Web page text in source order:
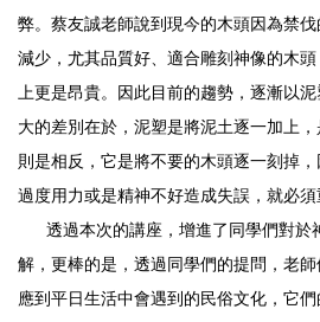
弊。蔡友誠老師說到現今的木頭因為禁
減少，尤其品質好、適合雕刻神像的木
上更是昂貴。因此目前的趨勢，逐漸以
大的差別在於，泥塑是將泥土逐一加上
則是相反，它是將不要的木頭逐一刻掉，
過度用力或是精神不好造成失誤，就必須
透過本次的講座，增進了同學們對於
解，更棒的是，透過同學們的提問，老
應到平日生活中會遇到的民俗文化，它